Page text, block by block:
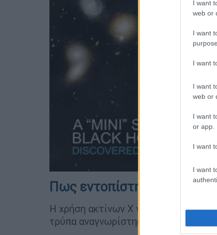
I want
web or
I want
I want
I want
web or
I want
or app.
I want
I want
Πως εντοπίστηκε...
Η χρήση ακτίνων Χ για να
τρύπα αναγνωρίστηκε μόνο στο Mrk